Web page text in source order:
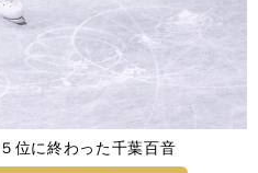
位に終わった千葉百音